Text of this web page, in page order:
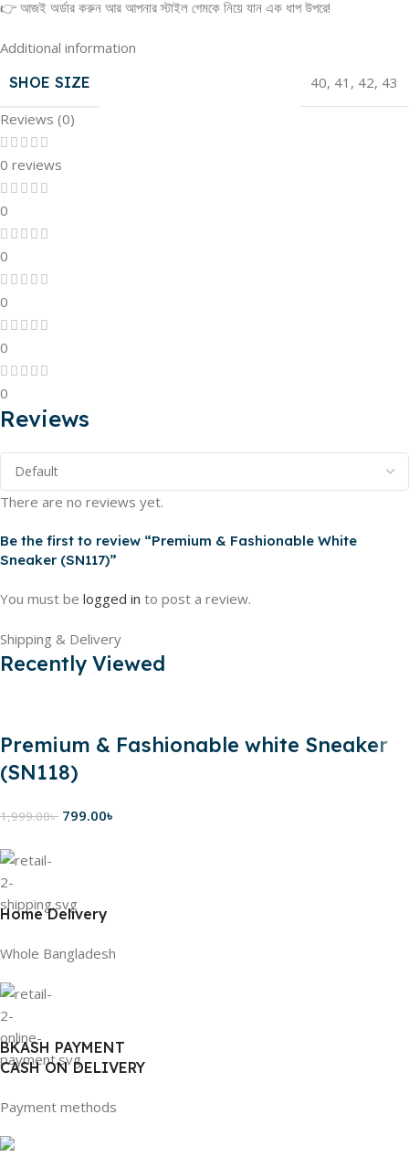
👉 আজই অর্ডার করুন আর আপনার স্টাইল গেমকে নিয়ে যান এক ধাপ উপরে!
Additional information
SHOE SIZE
40, 41 , 42, 43
Reviews (0)
0 reviews
0
0
0
0
0
Reviews
There are no reviews yet.
Be the first to review “Premium & Fashionable White
Sneaker (SN117)”
You must be logged in to post a review.
Shipping & Delivery
Recently Viewed
Premium & Fashionable white Sneaker
(SN118)
1,999.00৳ 799.00৳
Home Delivery
Whole Bangladesh
BKASH PAYMENT
CASH ON DELIVERY
Payment methods